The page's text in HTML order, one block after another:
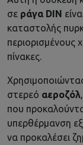
σε ράγα DIN
καταστολής
περιορισμένους
πίνακες.
στερεό αεροζόλ
που
υπερθέρμανση
να προκαλέσει